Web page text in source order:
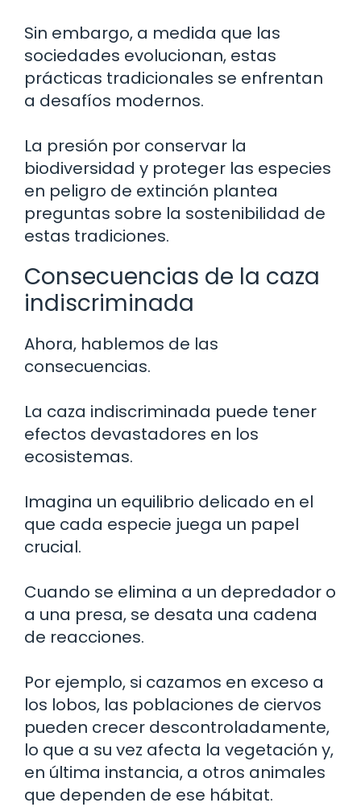
Sin embargo, a medida que las
sociedades evolucionan, estas
prácticas tradicionales se enfrentan
a desafíos modernos.
La presión por conservar la
biodiversidad y proteger las especies
en peligro de extinción plantea
preguntas sobre la sostenibilidad de
estas tradiciones.
Consecuencias de la caza
indiscriminada
Ahora, hablemos de las
consecuencias.
La caza indiscriminada puede tener
efectos devastadores en los
ecosistemas.
Imagina un equilibrio delicado en el
que cada especie juega un papel
crucial.
Cuando se elimina a un depredador o
a una presa, se desata una cadena
de reacciones.
Por ejemplo, si cazamos en exceso a
los lobos, las poblaciones de ciervos
pueden crecer descontroladamente,
lo que a su vez afecta la vegetación y,
en última instancia, a otros animales
que dependen de ese hábitat.